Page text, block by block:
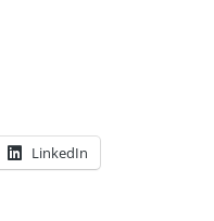
LinkedIn